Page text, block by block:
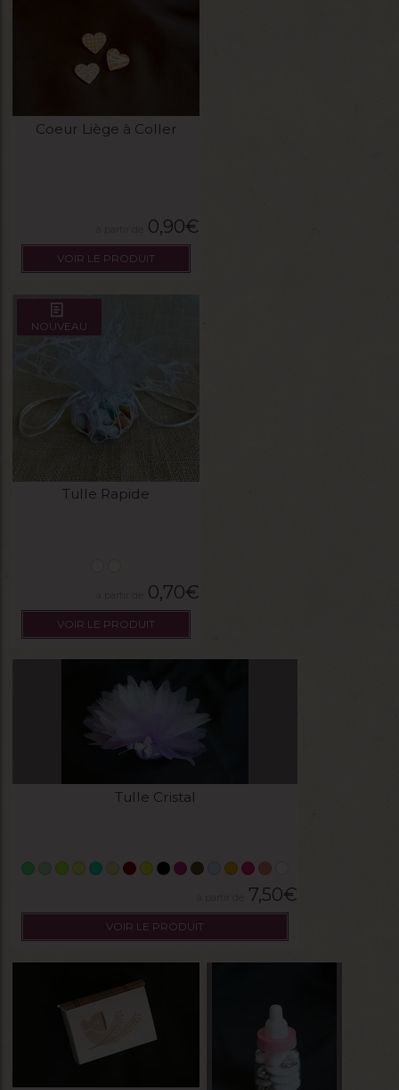
Coeur Liège à Coller
0,90€
VOIR LE PRODUIT
NOUVEAU
Tulle Rapide
0,70€
VOIR LE PRODUIT
Tulle Cristal
7,50€
VOIR LE PRODUIT